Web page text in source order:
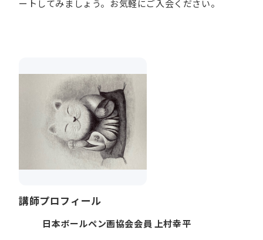
ートしてみましょう。お気軽にご入会ください。
講師プロフィール
日本ボールペン画協会会員 上村幸平